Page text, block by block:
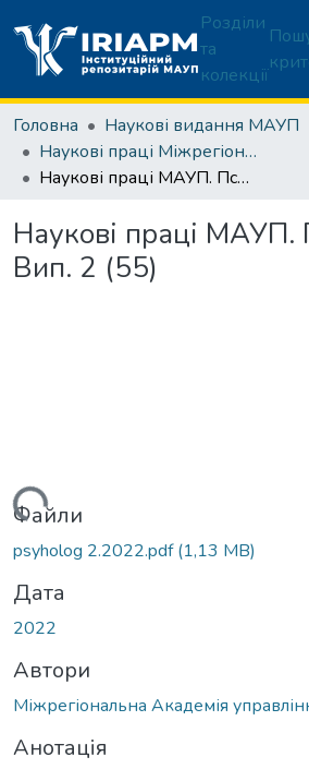
Розділи
та
колекції
Головна
Наукові видання МАУП
Наукові праці Міжрегіональної Академії управління персоналом. Психологія
Наукові праці МАУП. Психологія. Вип. 2 (55)
Наукові праці МАУП.
Вип. 2 (55)
Файли
psyholog 2.2022.pdf(1,13 MB)
Дата
2022
Автори
Міжрегіональна Академія
Анотація